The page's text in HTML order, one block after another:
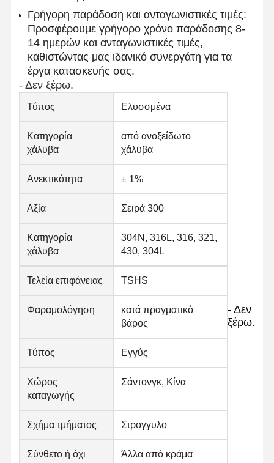
Ενωμένοι στενά σωλήνες χάλυβα
Χωρίς συγκόλληση σωλήνες χάλυβα
Σωλήνες από ανοξείδωτο χάλυβα
Σιδηρουργικοί σωλήνες ακριβείας
Τεχνητά κυλίνδρους
Καυτός - κυλημένες σπείρες
Ελασματοποιημένες εν ψυχρώ σπείρες
Επικάλυψη με χρώμα
Στρογγυλοί από ανοξείδωτο χάλυβα
Αλουμινένιες ράβδοι και περιτυλίγματα
Χάλκινες Λωρίδες και Χάλκινες ράβδους
Πλινθώματα ψευδάργυρου
Κελύβια Ίγκοντς και Πλάκες Κελύβδου
Γρήγορη παράδοση και ανταγωνιστικές τιμές:
Προσφέρουμε γρήγορο χρόνο παράδοσης 8-
14 ημερών και ανταγωνιστικές τιμές,
καθιστώντας μας ιδανικό συνεργάτη για τα
έργα κατασκευής σας.
- Δεν ξέρω.
Τύπος Ελυσσμένα
Κατηγορία
χάλυβα
από ανοξείδωτο
χάλυβα
Ανεκτικότητα ± 1%
Αξία Σειρά 300
Κατηγορία
χάλυβα
304N, 316L, 316, 321,
430, 304L
Τελεία επιφάνειας TSHS
Φαραμολόγηση
κατά πραγματικό
βάρος
- Δεν
ξέρω.
Τύπος Εγγύς
Χώρος
καταγωγής
Σάντονγκ, Κίνα
Σχήμα τμήματος Στρογγυλο
Σύνθετο ή όχι Άλλα από κράμα